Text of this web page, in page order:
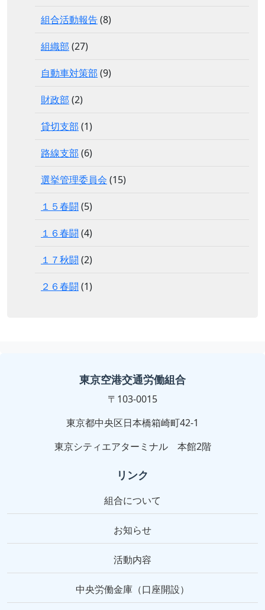
組合活動報告(8)
組織部 (27)
自動車対策部 (9)
財政部 (2)
貸切支部 (1)
路線支部 (6)
選挙管理委員会 (15)
１５春闘 (5)
１６春闘 (4)
１７秋闘 (2)
２６春闘 (1)
東京空港交通労働組合
〒103-0015
東京都中央区日本橋箱崎町42-1
東京シティエアターミナル 本館2階
リンク
組合について
お知らせ
活動内容
中央労働金庫（口座開設）